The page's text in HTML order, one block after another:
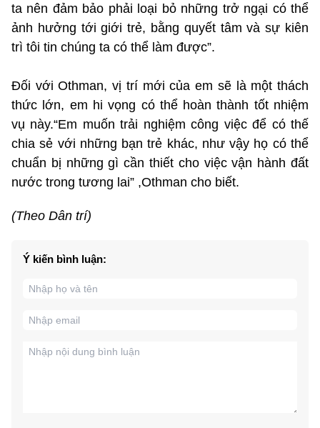
ta nên đảm bảo phải loại bỏ những trở ngại có thể
ảnh hưởng tới giới trẻ, bằng quyết tâm và sự kiên
trì tôi tin chúng ta có thể làm được”.
Đối với Othman, vị trí mới của em sẽ là một thách
thức lớn, em hi vọng có thể hoàn thành tốt nhiệm
vụ này.“Em muốn trải nghiệm công việc để có thế
chia sẻ với những bạn trẻ khác, như vậy họ có thể
chuẩn bị những gì cần thiết cho việc vận hành đất
nước trong tương lai” ,Othman cho biết.
(Theo Dân trí)
Ý kiến bình luận: